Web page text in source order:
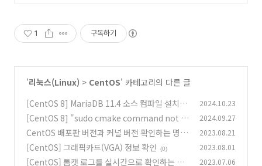
1 구독하기
'리눅스(Linux) > CentOS' 카테고리의 다른 글
[CentOS 8] MariaDB 11.4 소스 컴파일 설치
(0)
2024.10.23
[CentOS 8] "sudo cmake command not fo
und" 문제 해결 (2)
2024.09.27
CentOS 배포판 버전과 커널 버전 확인하는 명령
어 (0)
2023.08.21
[CentOS] 그래픽카드(VGA) 정보 확인 (0) 2023.08.01
[CentOS] 톰캣 로그를 실시간으로 확인하는 방
2023.07.06